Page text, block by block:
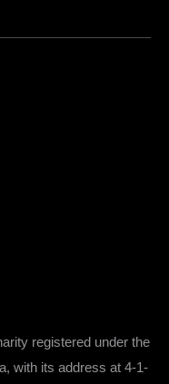
registered under the
with its address at ​​​​​​​​​​​​​​4-1-